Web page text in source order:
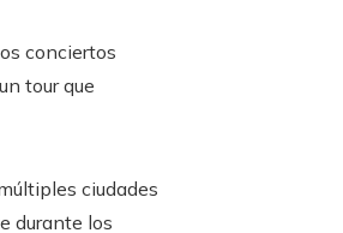
conciertos
tour que
ciudades
durante los